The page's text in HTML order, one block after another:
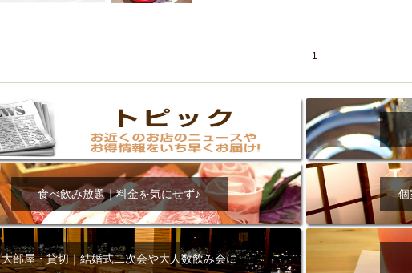
ビアガーデン
ダイエット中におススメ
沖縄そば 串揚げ バレンタイン 立ち飲み
ソファー
石垣牛 アサヒ 割烹 女性専
ファーストフード
スペシャルディナー ホルモン(もつ) 炭火焼
スクリーン
スペインバル・イタリアンバール 食べ放題 動物カフェ
カニ
カフェ ジビエ 安里駅周辺 アジア・エスニック 熱燗
餃子
キリン 分煙 少人数貸切(15名以下から) 島野菜 しゃぶし
ホッピー
焼肉 電気ブラン エビスビール ウェディング
マイク
サッポロ 昼宴会 イベリコ豚 山盛、メガ盛り つけ麺
市立病院前駅周辺
中華 お好み焼き・もんじゃ オーガニック プ
1
食べ飲み放題｜料金を気にせず♪ 個
大部屋・貸切｜結婚式二次会や大人数飲み会に